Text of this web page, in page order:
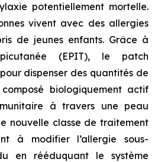
potentiellement mortelle.
vivent avec des allergies
de jeunes enfants. Grâce à
(EPIT), le patch
dispenser des quantités de
composé biologiquement actif
à travers une peau
nouvelle classe de traitement
à modifier l’allergie sous-
en rééduquant le système